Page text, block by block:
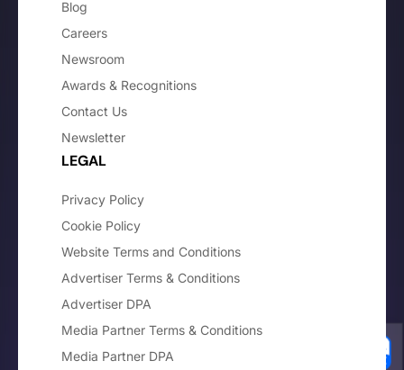
Blog
Careers
Newsroom
Awards & Recognitions
Contact Us
Newsletter
LEGAL
Privacy Policy
Cookie Policy
Website Terms and Conditions
Advertiser Terms & Conditions
Advertiser DPA
Media Partner Terms & Conditions
Media Partner DPA